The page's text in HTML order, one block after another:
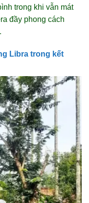
trong khi vẫn mát
đầy phong cách
Libra trong kết